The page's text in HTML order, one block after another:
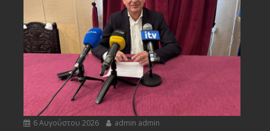
6 Αυγούστου 2026 admin admin